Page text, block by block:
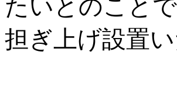
たいとのこと
担ぎ上げ設置